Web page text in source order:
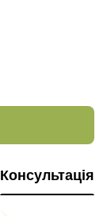
Консультація